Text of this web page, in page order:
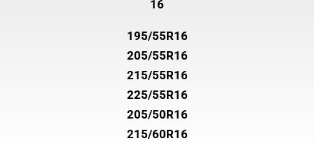
16
195/55R16
205/55R16
215/55R16
225/55R16
205/50R16
215/60R16